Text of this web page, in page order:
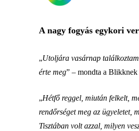
A nagy fogyás egykori
„Utoljára vasárnap
érte meg” – mondta a
„Hétfő reggel, miután felkelt,
rendőrséget meg az ügyeletet,
Tisztában volt azzal, milyen